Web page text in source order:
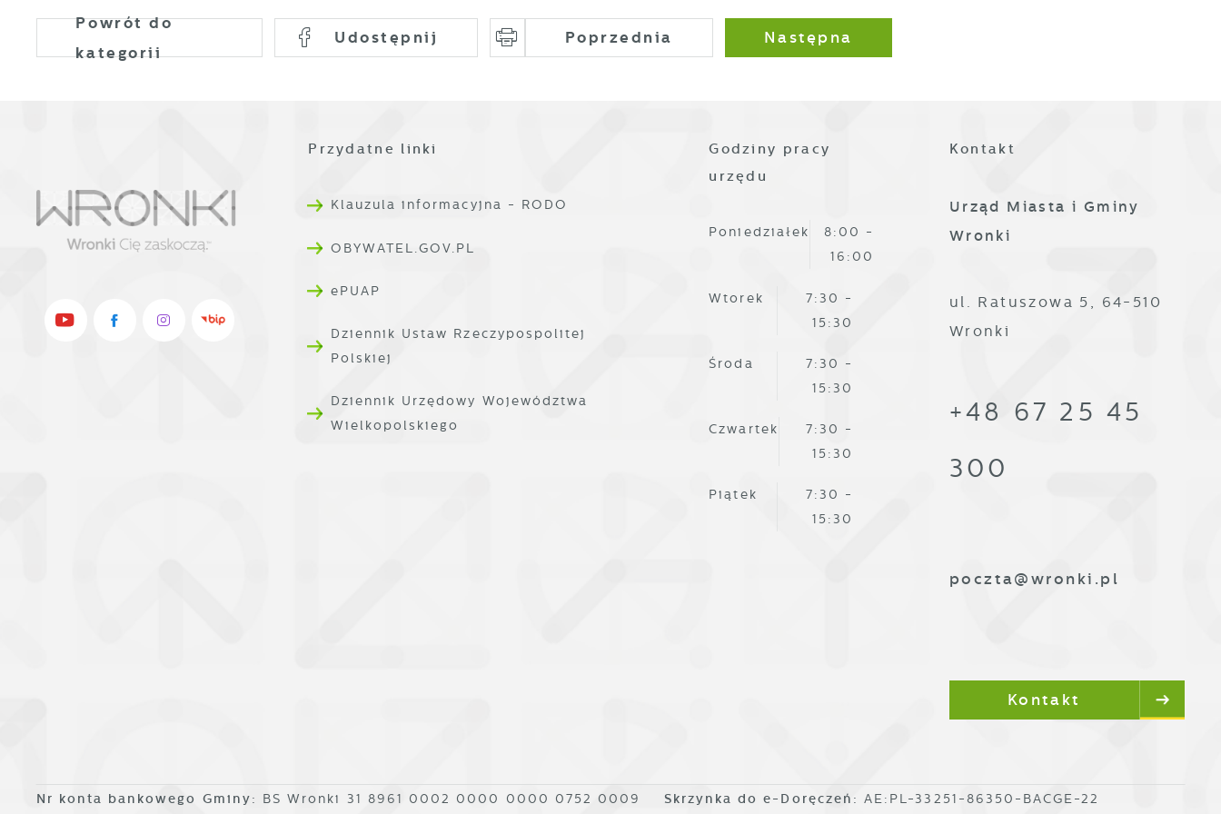
Powrótdo
kategorii
Udostępnij Poprzednia Następna
Przydatne linki
Klauzula informacyjna - RODO
OBYWATEL.GOV.PL
ePUAP
Dziennik Ustaw Rzeczypospolitej
Polskiej
Dziennik Urzędowy Województwa
Wielkopolskiego
Godziny pracy
urzędu
Poniedziałek
8:00 -
16:00
Wtorek
7:30 -
15:30
Środa
7:30 -
15:30
Czwartek
7:30 -
15:30
Piątek
7:30 -
15:30
Kontakt
Urząd Miasta i Gminy
Wronki
ul. Ratuszowa 5, 64-510
Wronki
+48 67 25 45
300
poczta@wronki.pl
Kontakt
Nr konta bankowego Gminy: BS Wronki 31 8961 0002 0000 0000 0752 0009 Skrzynka do e-Doręczeń:AE:PL-33251-86350-BACGE-22
ofert, komunikatów mediów społecznościowych.